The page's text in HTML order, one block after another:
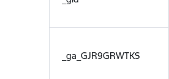
_ga_GJR9GRWTKS